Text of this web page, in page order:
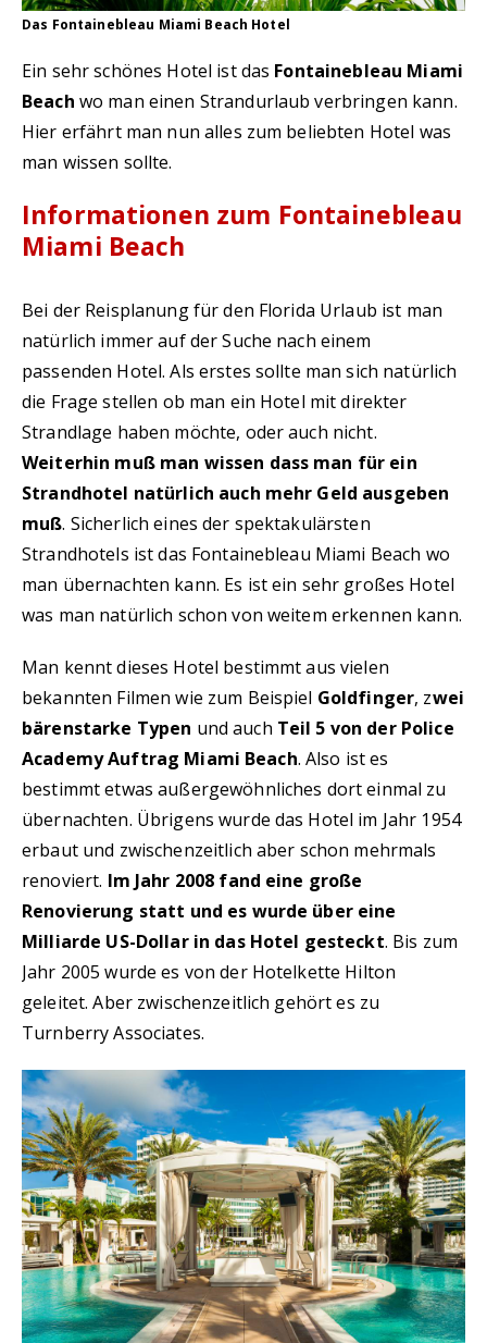
Das Fontainebleau Miami Beach Hotel
Ein sehr schönes Hotel ist das Fontainebleau Miami
Beach wo man einen Strandurlaub verbringen kann.
Hier erfährt man nun alles zum beliebten Hotel was
man wissen sollte.
Informationen zum Fontainebleau
Miami Beach
Bei der Reisplanung für den Florida Urlaub ist man
natürlich immer auf der Suche nach einem
passenden Hotel. Als erstes sollte man sich natürlich
die Frage stellen ob man ein Hotel mit direkter
Strandlage haben möchte, oder auch nicht.
Weiterhin muß man wissen dass man für ein
Strandhotel natürlich auch mehr Geld ausgeben
muß. Sicherlich eines der spektakulärsten
Strandhotels ist das Fontainebleau Miami Beach wo
man übernachten kann. Es ist ein sehr großes Hotel
was man natürlich schon von weitem erkennen kann.
Man kennt dieses Hotel bestimmt aus vielen
bekannten Filmen wie zum Beispiel Goldfinger, zwei
bärenstarke Typen und auch Teil 5 von der Police
Academy Auftrag Miami Beach. Also ist es
bestimmt etwas außergewöhnliches dort einmal zu
übernachten. Übrigens wurde das Hotel im Jahr 1954
erbaut und zwischenzeitlich aber schon mehrmals
renoviert. Im Jahr 2008 fand eine große
Renovierung statt und es wurde über eine
Milliarde US-Dollar in das Hotel gesteckt. Bis zum
Jahr 2005 wurde es von der Hotelkette Hilton
geleitet. Aber zwischenzeitlich gehört es zu
Turnberry Associates.